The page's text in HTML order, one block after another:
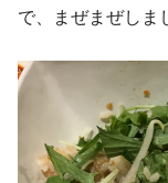
で、まぜまぜしま